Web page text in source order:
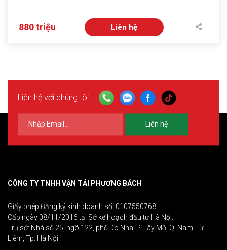
880 triệu Liên hệ
Liên hệ với chúng tôi:
Liên hệ
CÔNG TY TNHH VẬN TẢI PHƯƠNG BÁCH
Giấy phép Đăng ký kinh doanh số: 0107550768.
Cấp ngày 08/11/2016 tại Sở kế hoạch đầu tư Hà Nội.
Trụ sở: Nhà số 25, ngõ 122, phố Do Nha, P. Tây Mỗ, Q. Nam Từ
Liêm, Tp. Hà Nội